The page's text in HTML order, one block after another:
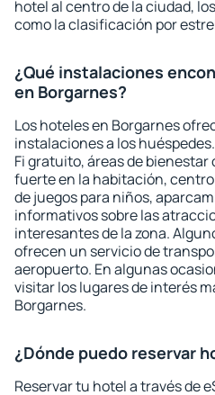
hotel al centro de la ciudad,
como la clasificación por
¿Qué instalaciones
en Borgarnes?
Los hoteles en Borgarnes
instalaciones a los
Fi gratuito, áreas de
fuerte en la habitación,
de juegos para niños,
informativos sobre las
interesantes de la zona.
ofrecen un servicio de
aeropuerto. En algunas
visitar los lugares de interés
Borgarnes.
¿Dónde puedo reservar
Reservar tu hotel a través de